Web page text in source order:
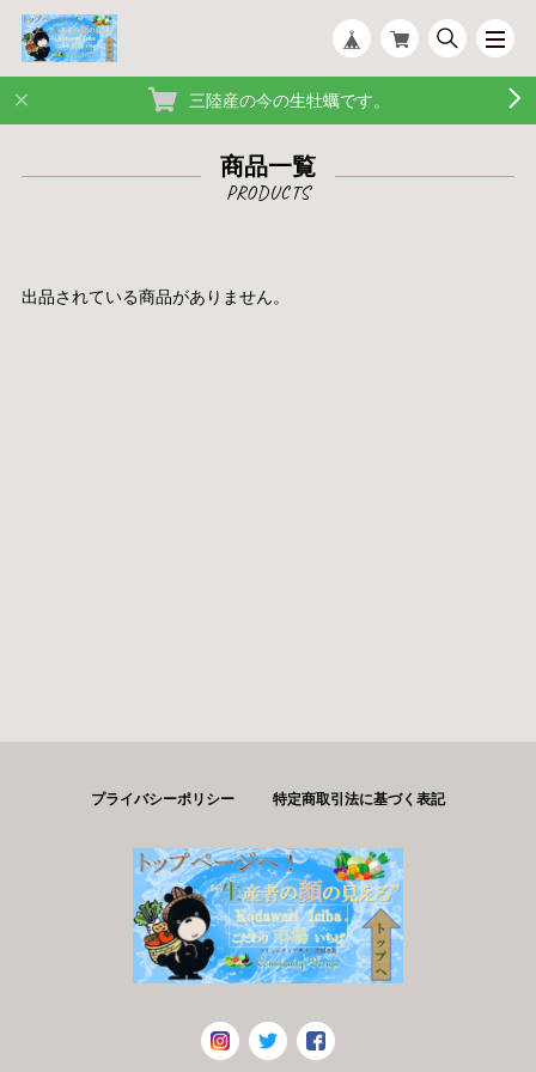
三陸産の今の生牡蠣です。
商品一覧
出品されている商品がありません。
プライバシーポリシー 特定商取引法に基づく表記